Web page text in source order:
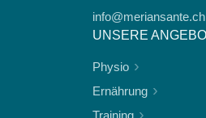
info@meriansante.ch
UNSERE
Physio
Ernährung
Training